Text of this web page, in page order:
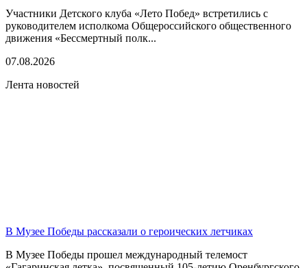
Участники Детского клуба «Лето Побед» встретились с
руководителем исполкома Общероссийского общественного
движения «Бессмертный полк...
07.08.2026
Лента новостей
В Музее Победы рассказали о героических летчиках
В Музее Победы прошел международный телемост